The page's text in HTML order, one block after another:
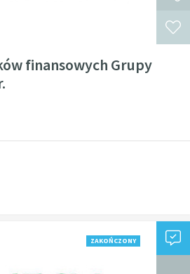
finansowych Grupy
ZAKOŃCZONY